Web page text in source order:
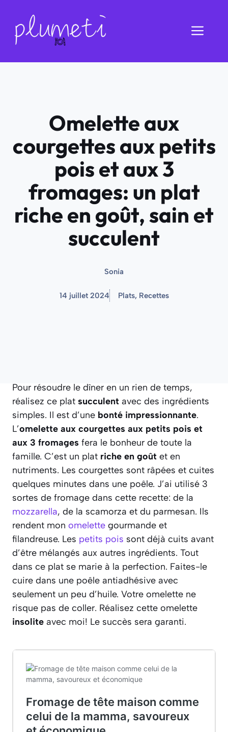
contenu
Omelette aux
courgettes aux petits
pois et aux 3
fromages: un plat
riche en goût, sain et
succulent
Sonia
14 juillet 2024 Plats, Recettes
Pour résoudre le dîner en un rien de temps,
réalisez ce plat succulent avec des ingrédients
simples. Il est d’une bonté impressionnante.
L’omelette aux courgettes aux petits pois et
aux 3 fromages fera le bonheur de toute la
famille. C’est un plat riche en goût et en
nutriments. Les courgettes sont râpées et cuites
quelques minutes dans une poêle. J’ai utilisé 3
sortes de fromage dans cette recette: de la
mozzarella, de la scamorza et du parmesan. Ils
rendent mon omelette gourmande et
filandreuse. Les petits pois sont déjà cuits avant
d’être mélangés aux autres ingrédients. Tout
dans ce plat se marie à la perfection. Faites-le
cuire dans une poêle antiadhésive avec
seulement un peu d’huile. Votre omelette ne
risque pas de coller. Réalisez cette omelette
insolite avec moi! Le succès sera garanti.